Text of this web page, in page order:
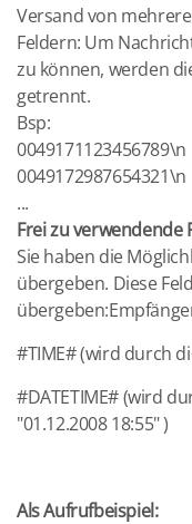
Versand von
Feldern: Um
zu können, werden
getrennt.
Bsp:
0049171123456789\n
0049172987654321\n
...
Frei zu verwendende
Sie haben die
übergeben. Diese
#TIME# (wird durch
#DATETIME# (wird
"01.12.2008 18:55" )
Als Aufrufbeispiel: